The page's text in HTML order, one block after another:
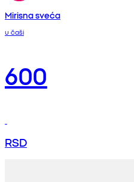
Mirisna sveća
u čaši
600
RSD